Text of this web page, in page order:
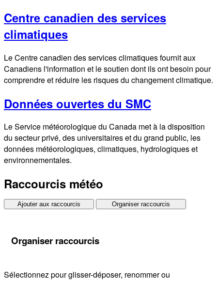
Centre canadien des services
climatiques
Le Centre canadien des services climatiques fournit aux
Canadiens l'information et le soutien dont ils ont besoin pour
comprendre et réduire les risques du changement climatique.
Données ouvertes du SMC
Le Service météorologique du Canada met à la disposition
du secteur privé, des universitaires et du grand public, les
données météorologiques, climatiques, hydrologiques et
environnementales.
Raccourcis météo
Ajouter aux raccourcis Organiser raccourcis
Organiser raccourcis
Sélectionnez pour glisser-déposer, renommer ou